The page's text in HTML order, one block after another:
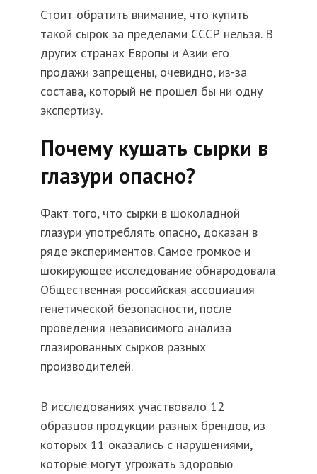
Стоит обратить внимание, что купить
такой сырок за пределами СССР нельзя. В
других странах Европы и Азии его
продажи запрещены, очевидно, из-за
состава, который не прошел бы ни одну
экспертизу.
Почему кушать сырки в
глазури опасно?
Факт того, что сырки в шоколадной
глазури употреблять опасно, доказан в
ряде экспериментов. Самое громкое и
шокирующее исследование обнародовала
Общественная российская ассоциация
генетической безопасности, после
проведения независимого анализа
глазированных сырков разных
производителей.
В исследованиях участвовало 12
образцов продукции разных брендов, из
которых 11 оказались с нарушениями,
которые могут угрожать здоровью